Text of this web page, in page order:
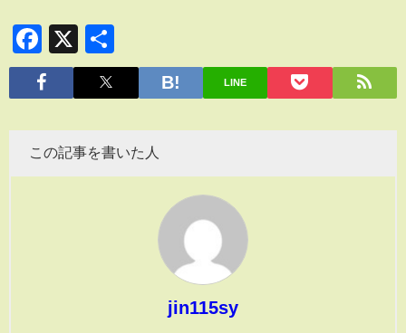
Facebook
X
有
LINE
この記事を書いた人
jin115sy